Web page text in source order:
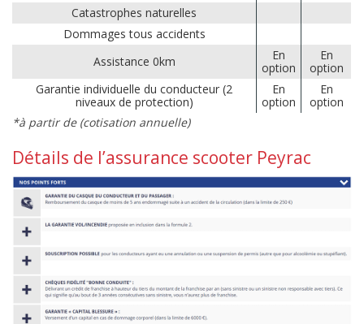
Catastrophes naturelles
Dommages tous accidents
Assistance 0km
En
option
En
option
Garantie individuelle du conducteur (2
niveaux de protection)
En
option
En
option
*à partir de (cotisation annuelle)
Détails de l’assurance scooter Peyrac